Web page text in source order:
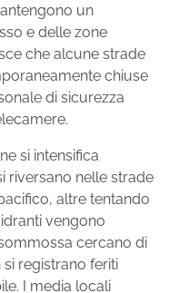
un
e delle zone
che alcune strade
chiuse
di sicurezza
si intensifica
riversano nelle strade
altre tentando
vengono
cercano di
registrano feriti
I media locali